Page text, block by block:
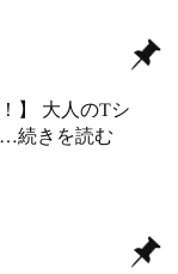
】 大人のTシ
続きを読む